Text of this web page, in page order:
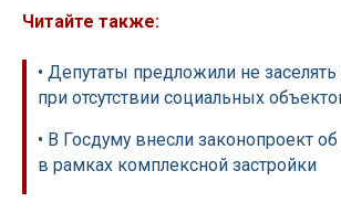
Читайте также:
• Депутаты предложили не
при отсутствии социальных
• В Госдуму внесли законопроект
в рамках комплексной застройки